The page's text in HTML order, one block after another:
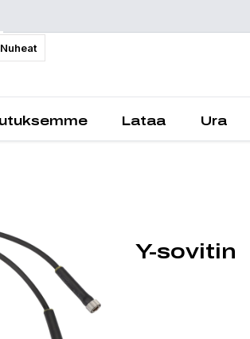
Nuheat
Lataa Ura
Y-sovitin